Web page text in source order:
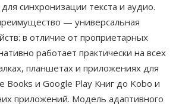
синхронизации текста и аудио.
— универсальная
в отличие от проприетарных
работает практически на всех
планшетах и приложениях для
Books и Google Play Книг до Kobo и
приложений. Модель адаптивного